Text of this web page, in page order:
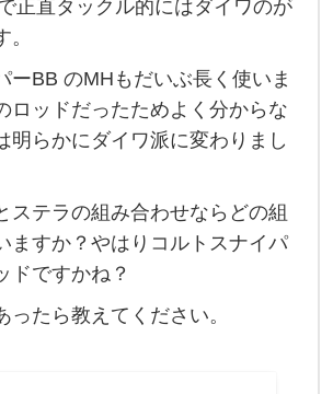
正直タックル的にはダイワのが
ーBB のMHもだいぶ長く使いま
ロッドだったためよく分からな
明らかにダイワ派に変わりまし
ステラの組み合わせならどの組
ますか？やはりコルトスナイパ
ドですかね？
ったら教えてください。